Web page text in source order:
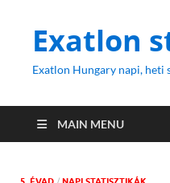
Exatlon
Exatlon Hungary napi, heti
MAIN MENU